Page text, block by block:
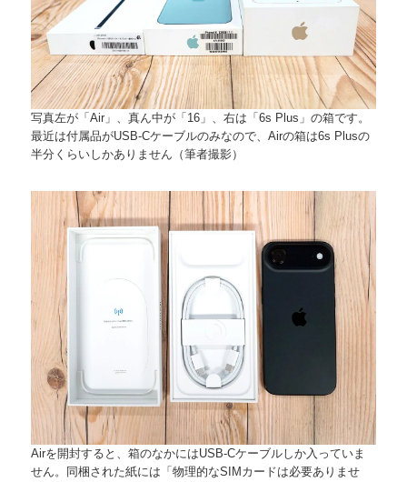
写真左が「Air」、真ん中が「16」、右は「6s Plus」の箱です。
最近は付属品がUSB-Cケーブルのみなので、Airの箱は6s Plusの
半分くらいしかありません（筆者撮影）
Airを開封すると、箱のなかにはUSB-Cケーブルしか入っていま
せん。同梱された紙には「物理的なSIMカードは必要ありませ